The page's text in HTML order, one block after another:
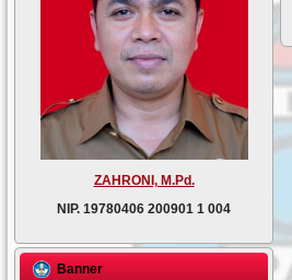
ZAHRONI, M.Pd.
NIP. 19780406 200901 1 004
Banner